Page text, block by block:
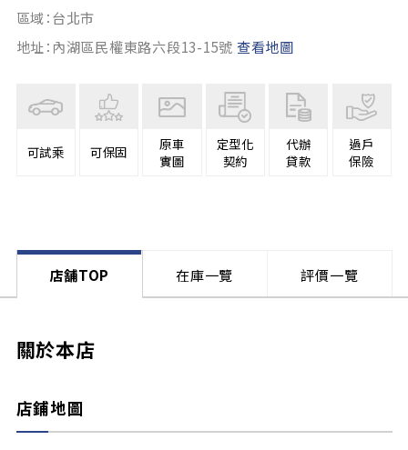
區域：台北市
地址：內湖區民權東路六段13-15號 查看地圖
可試乘 可保固
原車
實圖
定型化
契約
代辦
貸款
過戶
保險
店舗TOP 在庫一覽 評價一覽
關於本店
店鋪地圖